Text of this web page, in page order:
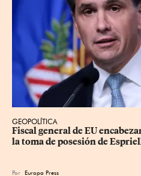
GEOPOLÍTICA
Fiscal general de EU
la toma de posesión de
Por Europa Press